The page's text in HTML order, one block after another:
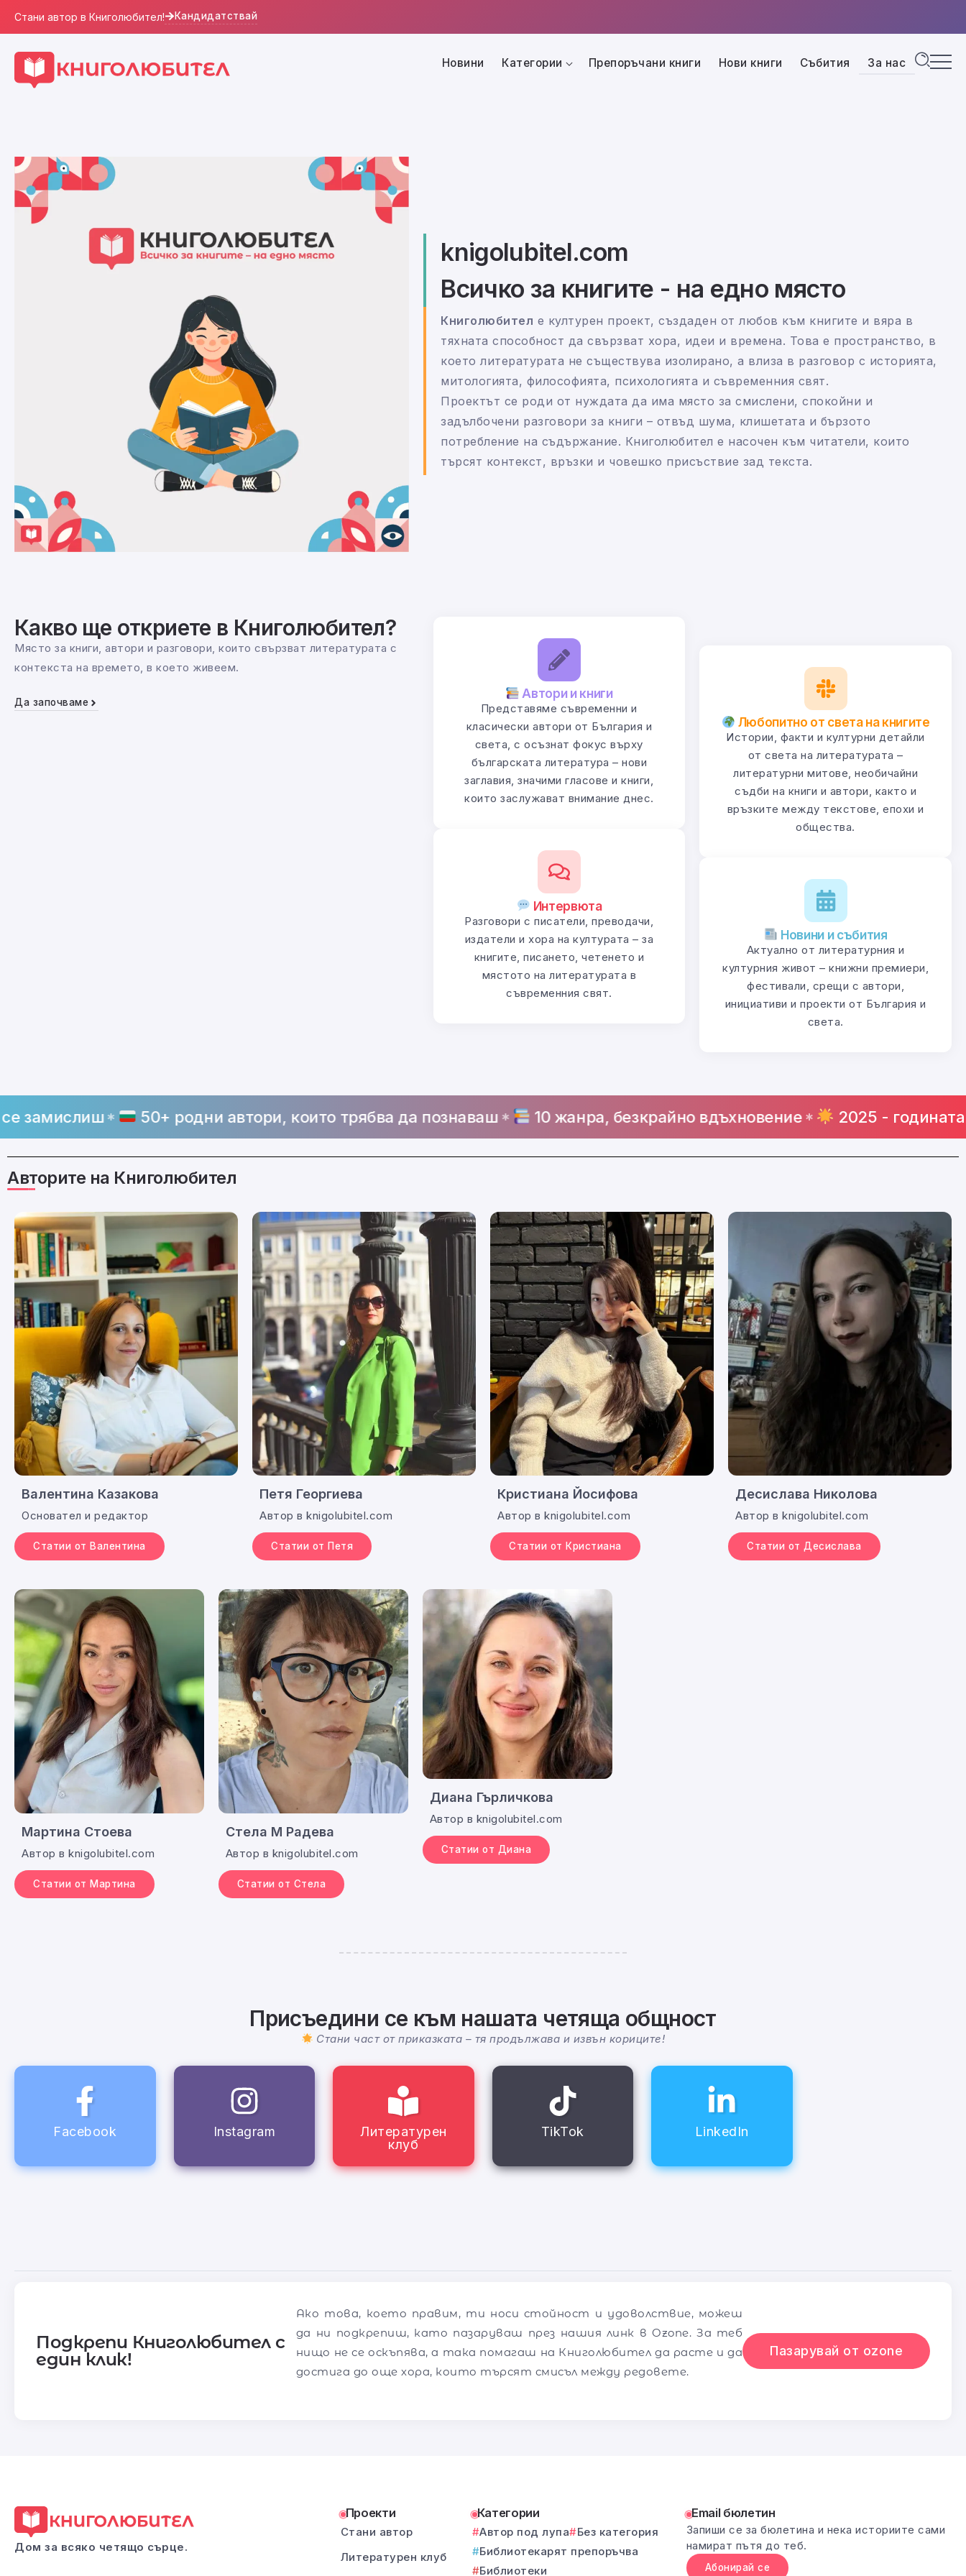
Стани автор в Книголюбител! Кандидатствай
Новини Категории Препоръчани книги Нови книги Събития За нас
knigolubitel.com
Всичко за книгите - на едно място
Книголюбител е културен проект, създаден от любов към книгите и вяра в
тяхната способност да свързват хора, идеи и времена. Това е пространство, в
което литературата не съществува изолирано, а влиза в разговор с историята,
митологията, философията, психологията и съвременния свят.
Проектът се роди от нуждата да има място за смислени, спокойни и
задълбочени разговори за книги – отвъд шума, клишетата и бързото
потребление на съдържание. Книголюбител е насочен към читатели, които
търсят контекст, връзки и човешко присъствие зад текста.
Какво ще откриете в Книголюбител?
Място за книги, автори и разговори, които свързват литературата с
контекста на времето, в което живеем.
Да започваме
Автори и книги
Представяме съвременни и
класически автори от България и
света, с осъзнат фокус върху
българската литература – нови
заглавия, значими гласове и книги,
които заслужават внимание днес.
Интервюта
Разговори с писатели, преводачи,
издатели и хора на културата – за
книгите, писането, четенето и
мястото на литературата в
съвременния свят.
Любопитно от света на книгите
Истории, факти и културни детайли
от света на литературата –
литературни митове, необичайни
съдби на книги и автори, както и
връзките между текстове, епохи и
общества.
Новини и събития
Актуално от литературния и
културния живот – книжни премиери,
фестивали, срещи с автори,
инициативи и проекти от България и
света.
50+ родни автори, които трябва да познаваш 10 жанра, безкрайно вдъхновение 2025 - годината, в която
Авторите на Книголюбител
Валентина Казакова
Основател и редактор
Статии от Валентина
Петя Георгиева
Автор в knigolubitel.com
Статии от Петя
Кристиана Йосифова
Автор в knigolubitel.com
Статии от Кристиана
Десислава Николова
Автор в knigolubitel.com
Статии от Десислава
Мартина Стоева
Автор в knigolubitel.com
Статии от Мартина
Стела М Радева
Автор в knigolubitel.com
Статии от Стела
Диана Гърличкова
Автор в knigolubitel.com
Статии от Диана
Присъедини се към нашата четяща общност
Стани част от приказката – тя продължава и извън кориците!
Facebook Instagram
Литературен
клуб
TikTok LinkedIn
Подкрепи Книголюбител с
един клик!
Ако това, което правим, ти носи стойност и удоволствие, можеш
да ни подкрепиш, като пазаруваш през нашия линк в Ozone. За теб
нищо не се оскъпява, а така помагаш на Книголюбител да расте и да
достига до още хора, които търсят смисъл между редовете.
Пазарувай от ozone
Дом за всяко четящо сърце.
Проекти
Стани автор
Литературен клуб
Категории
Автор под лупа
Без категория
Библиотекарят препоръчва
Библиотеки
Email бюлетин
Запиши се за бюлетина и нека историите сами
намират пътя до теб.
Абонирай се